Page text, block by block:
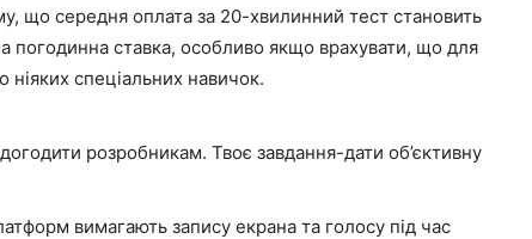
що середня оплата за 20-хвилинний тест становить
погодинна ставка, особливо якщо врахувати, що для
ніяких спеціальних навичок.
розробникам. Твоє завдання-дати об’єктивну
вимагають запису екрана та голосу під час